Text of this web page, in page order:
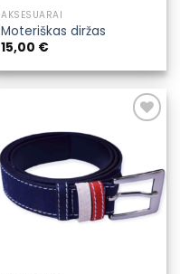
AKSESUARAI
Moteriškas diržas
15,00 €
Pridėti į
pageidavimų
sąrašą